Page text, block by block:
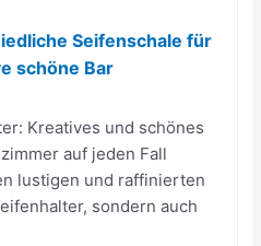
Seifenschale für
schöne Bar
Kreatives und schönes
auf jeden Fall
lustigen und raffinierten
sondern auch